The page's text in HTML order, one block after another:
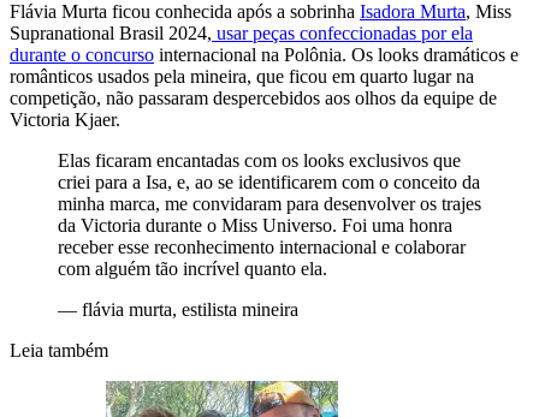
Flávia Murta ficou conhecida após a sobrinha Isadora Murta, Miss
Supranational Brasil 2024, usar peças confeccionadas por ela
durante o concurso internacional na Polônia. Os looks dramáticos e
românticos usados pela mineira, que ficou em quarto lugar na
competição, não passaram despercebidos aos olhos da equipe de
Victoria Kjaer.
Elas ficaram encantadas com os looks exclusivos que
criei para a Isa, e, ao se identificarem com o conceito da
minha marca, me convidaram para desenvolver os trajes
da Victoria durante o Miss Universo. Foi uma honra
receber esse reconhecimento internacional e colaborar
com alguém tão incrível quanto ela.
— flávia murta, estilista mineira
Leia também